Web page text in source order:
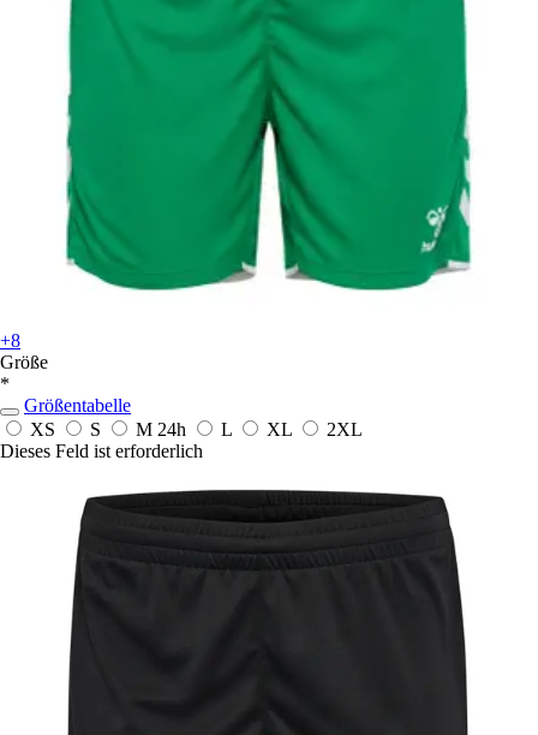
+8
Größe
*
Größentabelle
XS
S M 24h L XL
2XL
Dieses Feld ist erforderlich